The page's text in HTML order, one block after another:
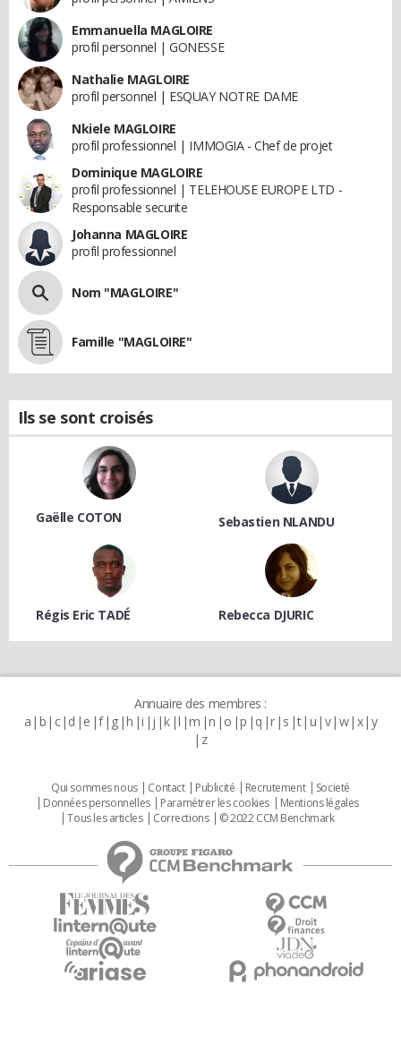
Emmanuella MAGLOIRE
profil personnel | GONESSE
Nathalie MAGLOIRE
profil personnel | ESQUAY NOTRE DAME
Nkiele MAGLOIRE
profil professionnel | IMMOGIA - Chef de projet
Dominique MAGLOIRE
profil professionnel | TELEHOUSE EUROPE LTD -
Responsable securite
Johanna MAGLOIRE
profil professionnel
Nom "MAGLOIRE"
Famille "MAGLOIRE"
Ils se sont croisés
Gaëlle COTON Sebastien NLANDU
Régis Eric TADÉ Rebecca DJURIC
Annuaire des membres :
a b c d e f g h i j k l m n o p q r s t u v w x y
z
Qui sommes nous Contact Publicité Recrutement
Societé
Données personnelles
Paramétrer les cookies
Mentions légales
Tous les articles
Corrections © 2022 CCM Benchmark